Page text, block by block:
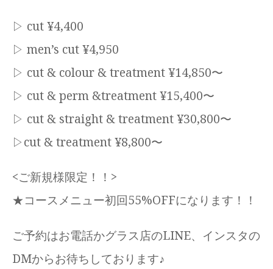
▷ cut ¥4,400
▷ men’s cut ¥4,950
▷ cut & colour & treatment ¥14,850〜
▷ cut & perm &treatment ¥15,400〜
▷ cut & straight & treatment ¥30,800〜
▷cut & treatment ¥8,800〜
<ご新規様限定！！>
★コースメニュー初回55%OFFになります！！
ご予約はお電話かグラス店のLINE、インスタの
DMからお待ちしております♪